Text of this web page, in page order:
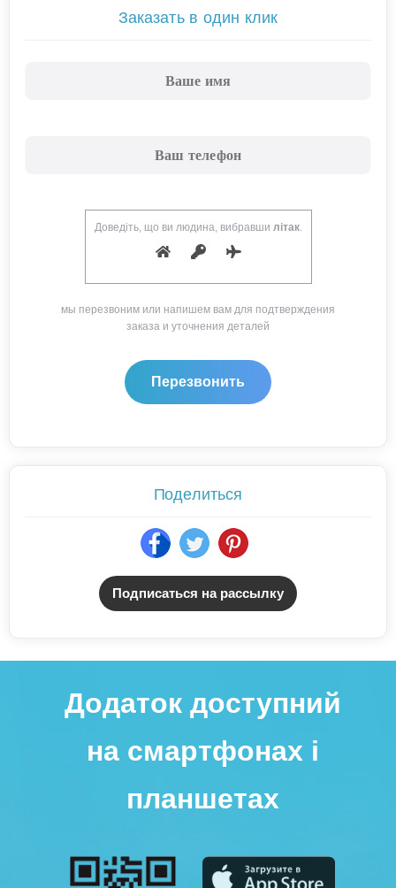
Заказать в один клик
Доведіть, що ви людина, вибравши літак.
мы перезвоним или напишем вам для подтверждения
заказа и уточнения деталей
Поделиться
Подписаться на рассылку
Додаток доступний
на смартфонах і
планшетах